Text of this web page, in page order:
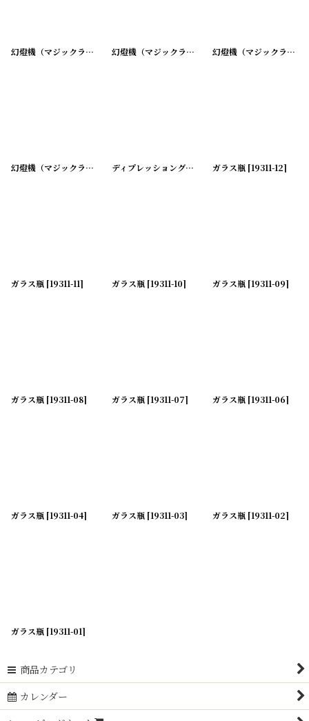
幻燈機（マジックランタン）用ガラス ネガフィルム 20200430-9]
幻燈機（マジックランタン）用ガラス ネガフィルム 幻燈機（マジックランタン）用ガラス ネガフィルム
幻燈機（マジックランタン）用ガラス ネガフィルム 20200430-12]
ディプレッショングラス キャンドルホルダー ガラス瓶 [19311-12]
ガラス瓶 [19311-11] ガラス瓶 [19311-10] ガラス瓶 [19311-09]
ガラス瓶 [19311-08] ガラス瓶 [19311-07] ガラス瓶 [19311-06]
ガラス瓶 [19311-04] ガラス瓶 [19311-03] ガラス瓶 [19311-02]
ガラス瓶 [19311-01]
商品カテゴリ
カレンダー